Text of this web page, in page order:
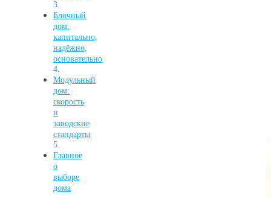
Блочный
дом:
капитально,
надёжно,
основательно
Модульный
дом:
скорость
и
заводские
стандарты
Главное
о
выборе
дома